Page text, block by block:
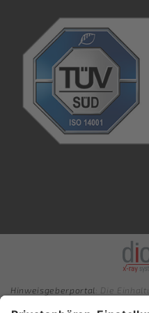
Hinweisgeberportal : Die